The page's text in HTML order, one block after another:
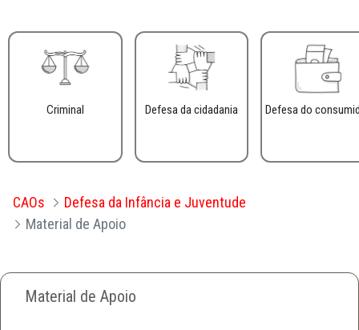
Criminal Defesa da cidadania Defesa do
CAOs
Defesa da Infância e Juventude
Material de Apoio
Material de Apoio